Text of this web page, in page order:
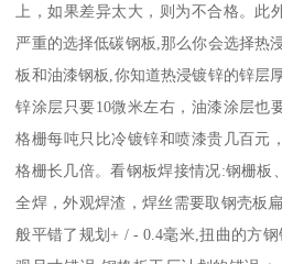
上，如果差异太大，则为不合格。此
严重的选择低碳钢板,那么你会选择热
板和油漆钢板,你知道热浸镀锌的锌层
锌涂层只要10微米左右，油漆涂层也
格栅每吨只比冷镀锌和喷漆贵几百元
格栅长几倍。看钢板焊接情况:钢栅板
全焊，外观焊渣，焊丝需要取钢壳板
般平错了规划+ / - 0.4毫米,扭曲的方